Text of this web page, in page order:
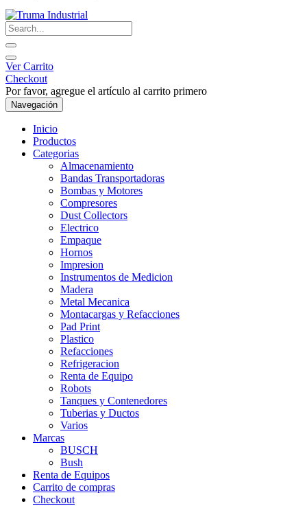
Ver Carrito
Checkout
Por favor, agregue el artículo al carrito primero
Navegación
Inicio
Productos
Categorias
Almacenamiento
Bandas Transportadoras
Bombas y Motores
Compresores
Dust Collectors
Electrico
Empaque
Hornos
Impresion
Instrumentos de Medicion
Madera
Metal Mecanica
Montacargas y Refacciones
Pad Print
Plastico
Refacciones
Refrigeracion
Renta de Equipo
Robots
Tanques y Contenedores
Tuberias y Ductos
Varios
Marcas
BUSCH
Bush
Renta de Equipos
Carrito de compras
Checkout